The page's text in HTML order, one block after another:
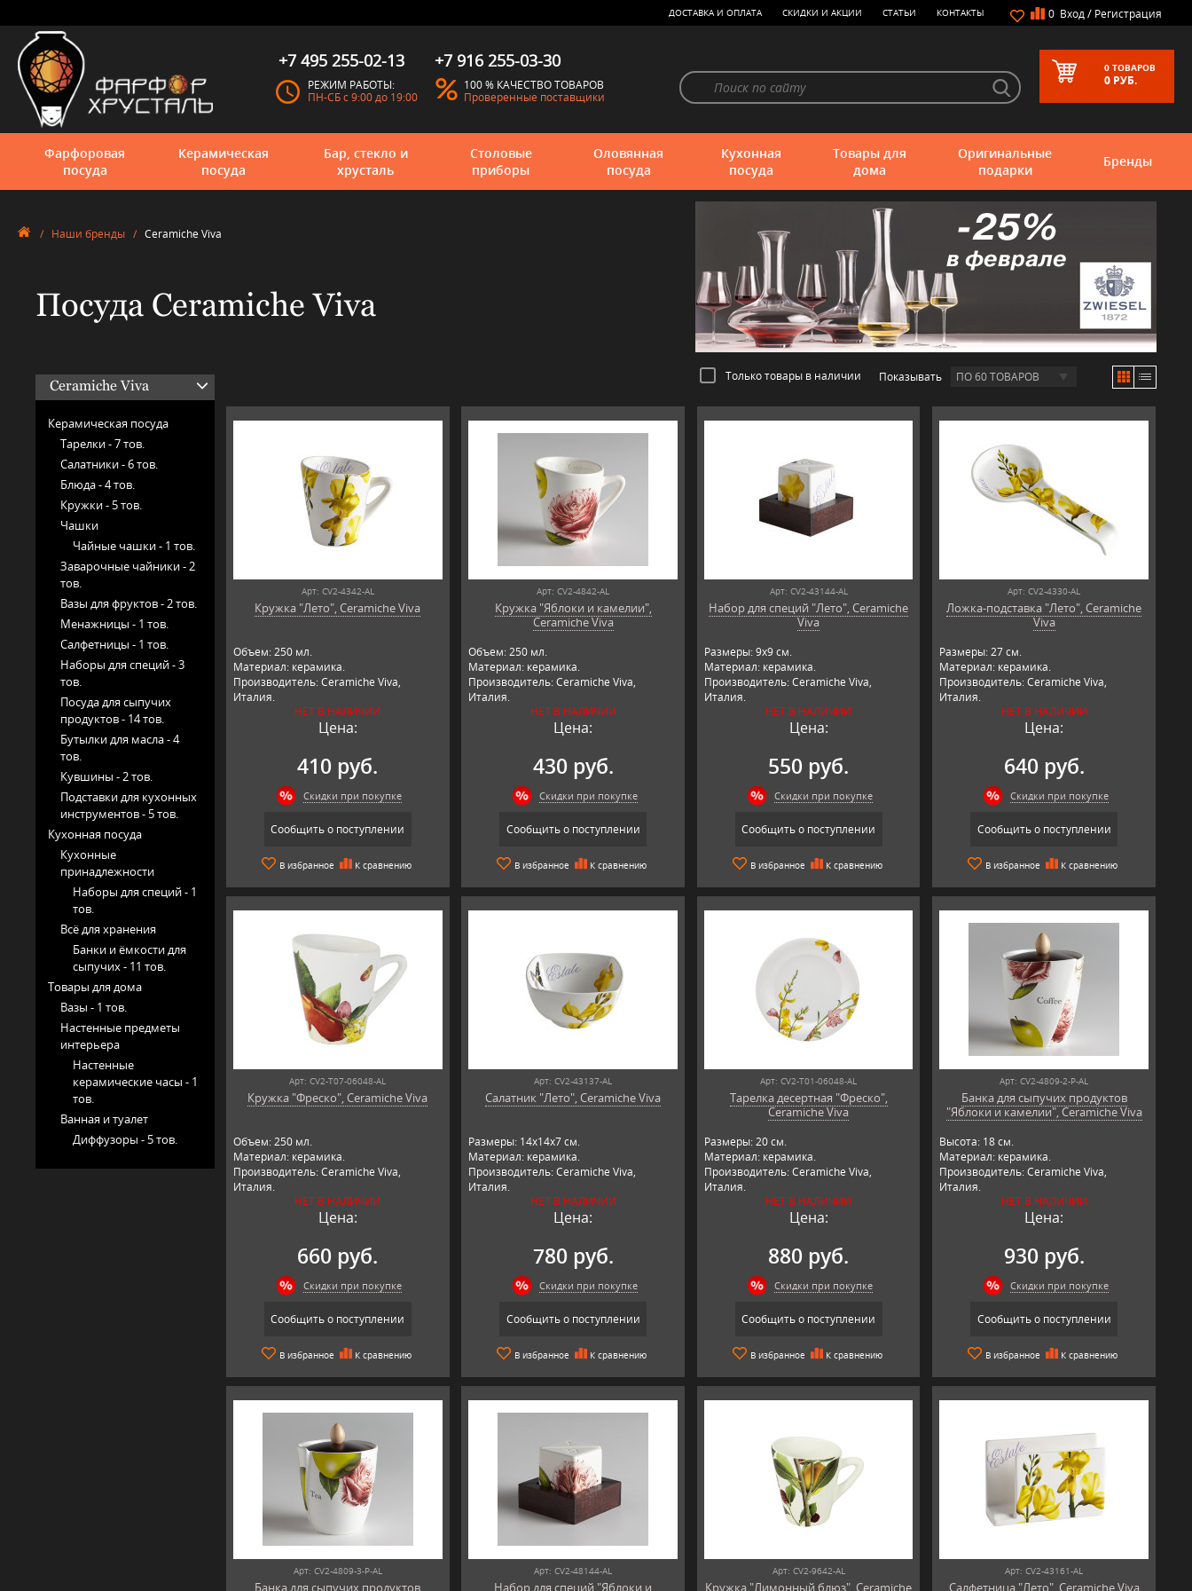
0 Вход/ Регистрация
ДОСТАВКА И ОПЛАТА СКИДКИ И АКЦИИ СТАТЬИ КОНТАКТЫ
+7 495 255-02-13
РЕЖИМ РАБОТЫ:
ПН-СБ с 9:00 до 19:00
+7 916 255-03-30
100 % КАЧЕСТВО ТОВАРОВ
Проверенные поставщики
0 ТОВАРОВ
0 РУБ.
Фарфоровая
посуда
Керамическая
посуда
Бар, стекло и
хрусталь
Столовые
приборы
Оловянная
посуда
Кухонная
посуда
Товары для
дома
Оригинальные
подарки
Бренды
/ Наши бренды / Ceramiche Viva
Посуда Ceramiche Viva
Ceramiche Viva
Керамическая посуда
Тарелки -7 тов.
Салатники -6 тов.
Блюда -4 тов.
Кружки - 5 тов.
Чашки
Чайные чашки - 1 тов.
Заварочные чайники -2
тов.
Вазы для фруктов -2 тов.
Менажницы - 1 тов.
Салфетницы - 1 тов.
Наборы для специй -3
тов.
Посуда для сыпучих
продуктов - 14 тов.
Бутылки для масла -4
тов.
Кувшины -2 тов.
Подставки для кухонных
инструментов - 5 тов.
Кухонная посуда
Кухонные
принадлежности
Наборы для специй - 1
тов.
Всё для хранения
Банки и ёмкости для
сыпучих - 11 тов.
Товары для дома
Вазы - 1 тов.
Настенные предметы
интерьера
Настенные
керамические часы - 1
тов.
Ванная и туалет
Диффузоры - 5 тов.
Только товары в наличии Показывать ПО 60 ТОВАРОВ
Арт: CV2-4342-AL
Кружка "Лето", Ceramiche Viva
Объем: 250 мл.
Материал: керамика.
Производитель: Ceramiche Viva,
Италия.
НЕТ В НАЛИЧИИ
Цена:
410 руб.
Скидки при покупке
Сообщить о поступлении
В избранное К сравнению
Арт: CV2-4842-AL
Кружка "Яблоки и камелии",
Ceramiche Viva
Объем: 250 мл.
Материал: керамика.
Производитель: Ceramiche Viva,
Италия.
НЕТ В НАЛИЧИИ
Цена:
430 руб.
Скидки при покупке
Сообщить о поступлении
В избранное К сравнению
Арт: CV2-43144-AL
Набор для специй "Лето", Ceramiche
Viva
Размеры: 9х9 см.
Материал: керамика.
Производитель: Ceramiche Viva,
Италия.
НЕТ В НАЛИЧИИ
Цена:
550 руб.
Скидки при покупке
Сообщить о поступлении
В избранное К сравнению
Арт: CV2-4330-AL
Ложка-подставка "Лето", Ceramiche
Viva
Размеры: 27 см.
Материал: керамика.
Производитель: Ceramiche Viva,
Италия.
НЕТ В НАЛИЧИИ
Цена:
640 руб.
Скидки при покупке
Сообщить о поступлении
В избранное К сравнению
Арт: CV2-T07-06048-AL
Кружка "Фреско", Ceramiche Viva
Объем: 250 мл.
Материал: керамика.
Производитель: Ceramiche Viva,
Италия.
НЕТ В НАЛИЧИИ
Цена:
660 руб.
Скидки при покупке
Сообщить о поступлении
В избранное К сравнению
Арт: CV2-43137-AL
Салатник "Лето", Ceramiche Viva
Размеры: 14х14х7 см.
Материал: керамика.
Производитель: Ceramiche Viva,
Италия.
НЕТ В НАЛИЧИИ
Цена:
780 руб.
Скидки при покупке
Сообщить о поступлении
В избранное К сравнению
Арт: CV2-T01-06048-AL
Тарелка десертная "Фреско",
Ceramiche Viva
Размеры: 20 см.
Материал: керамика.
Производитель: Ceramiche Viva,
Италия.
НЕТ В НАЛИЧИИ
Цена:
880 руб.
Скидки при покупке
Сообщить о поступлении
В избранное К сравнению
Арт: CV2-4809-2-P-AL
Банка для сыпучих продуктов
"Яблоки и камелии", Ceramiche Viva
Высота: 18 см.
Материал: керамика.
Производитель: Ceramiche Viva,
Италия.
НЕТ В НАЛИЧИИ
Цена:
930 руб.
Скидки при покупке
Сообщить о поступлении
В избранное К сравнению
Арт: CV2-4809-3-P-AL
Банка для сыпучих продуктов
Арт: CV2-48144-AL
Набор для специй "Яблоки и
Арт: CV2-9642-AL
Кружка "Лимонный блюз", Ceramiche
Арт: CV2-43161-AL
Салфетница "Лето", Ceramiche Viva